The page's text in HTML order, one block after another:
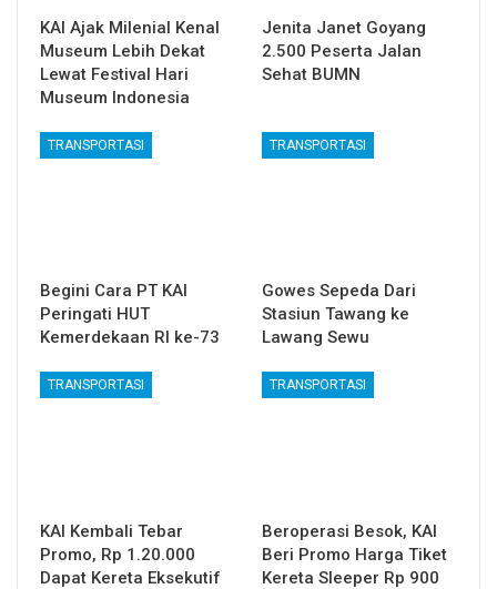
KAI Ajak Milenial Kenal
Museum Lebih Dekat
Lewat Festival Hari
Museum Indonesia
Jenita Janet Goyang
2.500 Peserta Jalan
Sehat BUMN
TRANSPORTASI
Begini Cara PT KAI
Peringati HUT
Kemerdekaan RI ke-73
TRANSPORTASI
Gowes Sepeda Dari
Stasiun Tawang ke
Lawang Sewu
TRANSPORTASI
KAI Kembali Tebar
Promo, Rp 1.20.000
Dapat Kereta Eksekutif
TRANSPORTASI
Beroperasi Besok, KAI
Beri Promo Harga Tiket
Kereta Sleeper Rp 900